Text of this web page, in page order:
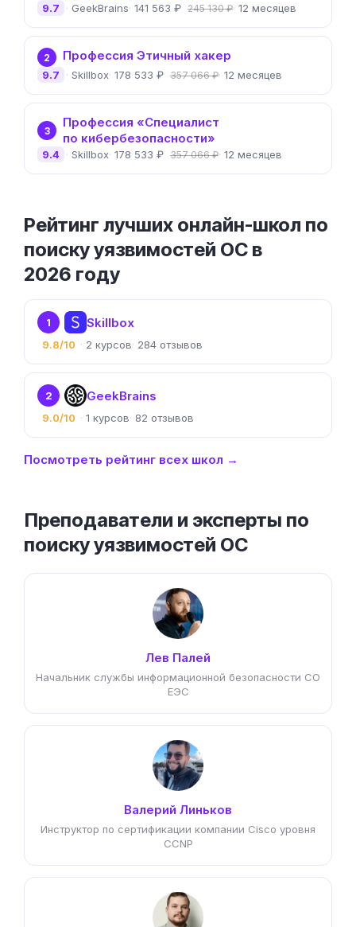
GeekBrains 141 563 ₽ 245 130 ₽ 12 месяцев
9.7
2 Профессия Этичный хакер
Skillbox 178 533 ₽ 357 066 ₽ 12 месяцев
9.7
3
Профессия «Специалист
по кибербезопасности»
Skillbox 178 533 ₽ 357 066 ₽ 12 месяцев
9.4
Рейтинг лучших онлайн-школ по
поиску уязвимостей ОС в
2026 году
1 Skillbox
9.8/10 2 284
2 GeekBrains
9.0/10 1 82
Посмотреть рейтинг всех школ →
Преподаватели и эксперты по
поиску уязвимостей ОС
Лев Палей
Начальник службы информационной безопасности СО
ЕЭС
Валерий Линьков
Инструктор по сертификации компании Cisco уровня
CCNP